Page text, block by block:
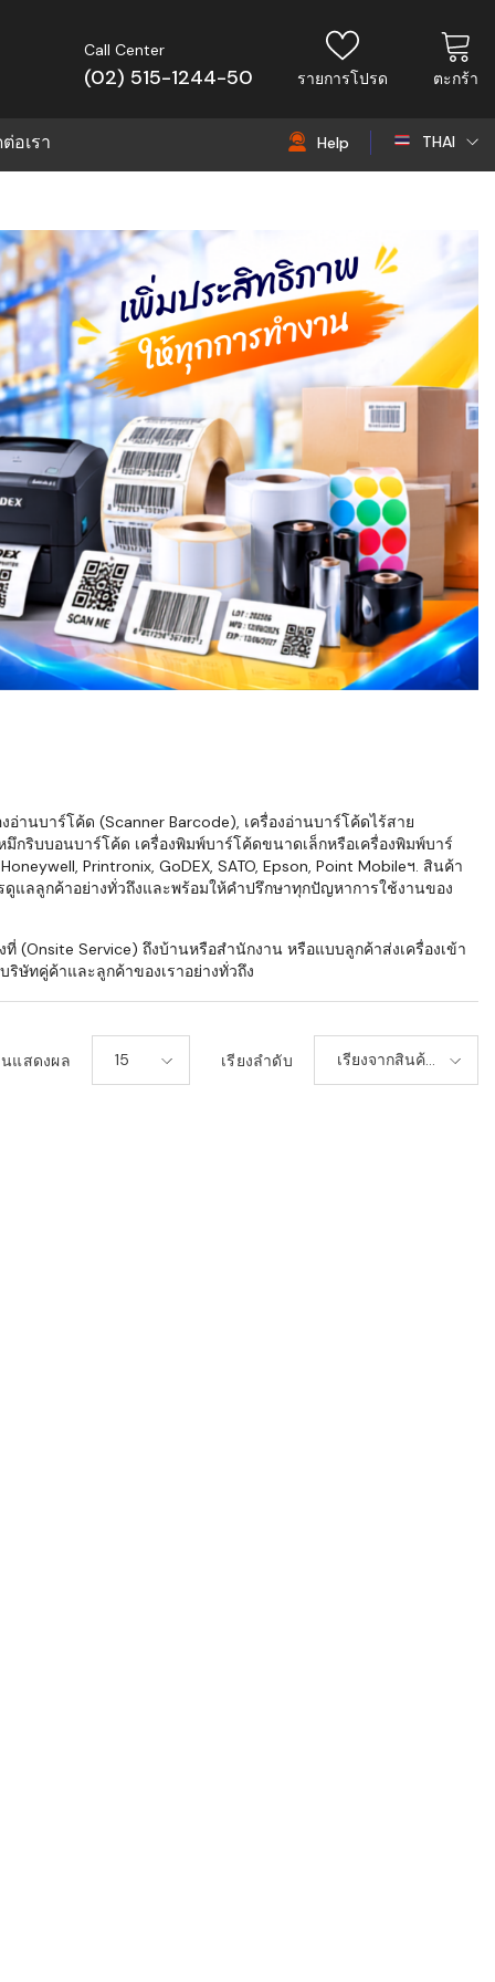
Call Center
(02) 515-1244-50 รายการโปรด ตะกร้า
อเรา Help THAI
EN
านบาร์โค้ด (Scanner Barcode), เครื่องอ่านบาร์โค้ดไร้สาย
กริบบอนบาร์โค้ด เครื่องพิมพ์บาร์โค้ดขนาดเล็กหรือเครื่องพิมพ์บาร์
Printronix, GoDEX, SATO, Epson, Point Mobileฯ. สินค้า
แลลูกค้าอย่างทั่วถึงและพร้อมให้คำปรึกษาทุกปัญหาการใช้งานของ
(Onsite Service) ถึงบ้านหรือสำนักงาน หรือแบบลูกค้าส่งเครื่องเข้า
ษัทคู่ค้าและลูกค้าของเราอย่างทั่วถึง
แสดงผล 15 เรียงลำดับ
เรียงจากสินค้า
ใหม่-เก่า